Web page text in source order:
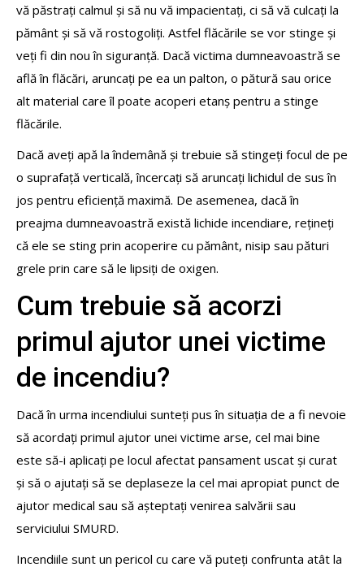
vă păstrați calmul și să nu vă impacientați, ci să vă culcați la
pământ și să vă rostogoliți. Astfel flăcările se vor stinge și
veți fi din nou în siguranță. Dacă victima dumneavoastră se
află în flăcări, aruncați pe ea un palton, o pătură sau orice
alt material care îl poate acoperi etanș pentru a stinge
flăcările.
Dacă aveți apă la îndemână și trebuie să stingeți focul de pe
o suprafață verticală, încercați să aruncați lichidul de sus în
jos pentru eficiență maximă. De asemenea, dacă în
preajma dumneavoastră există lichide incendiare, rețineți
că ele se sting prin acoperire cu pământ, nisip sau pături
grele prin care să le lipsiți de oxigen.
Cum trebuie să acorzi
primul ajutor unei victime
de incendiu?
Dacă în urma incendiului sunteți pus în situația de a fi nevoie
să acordați primul ajutor unei victime arse, cel mai bine
este să-i aplicați pe locul afectat pansament uscat și curat
și să o ajutați să se deplaseze la cel mai apropiat punct de
ajutor medical sau să așteptați venirea salvării sau
serviciului SMURD.
Incendiile sunt un pericol cu care vă puteți confrunta atât la